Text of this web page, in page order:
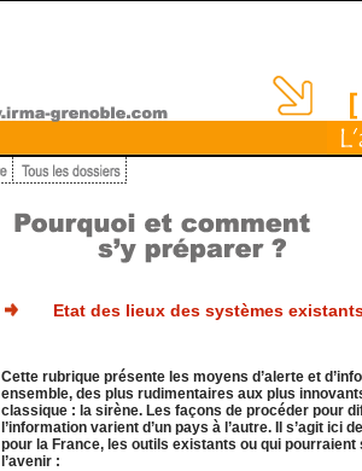
Etat des lieux des systèmes
Cette rubrique présente les moyens d’alerte et
ensemble, des plus rudimentaires aux plus
classique : la sirène. Les façons de procéder pour
l’information varient d’un pays à l’autre. Il s’agit ici
pour la France, les outils existants ou qui pourraient
l’avenir :